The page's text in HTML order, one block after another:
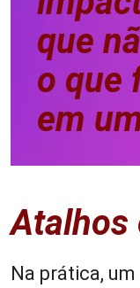
que
o que
em
Atalhos
Na prática,